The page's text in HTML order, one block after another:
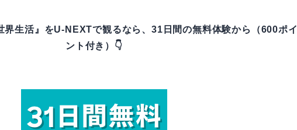
界生活』をU-NEXTで観るなら、31日間の無料体験から（600ポイ
ント付き）👇